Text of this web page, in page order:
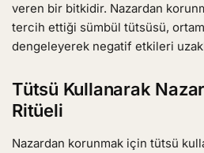
veren bir bitkidir. Nazardan
tercih ettiği sümbül tütsüsü,
dengeleyerek negatif etkileri
Tütsü Kullanarak
Ritüeli
Nazardan korunmak için tütsü